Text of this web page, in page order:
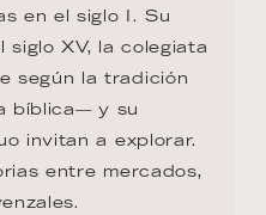
en el siglo I. Su
XV, la colegiata
según la tradición
bíblica— y su
invitan a explorar.
entre mercados,